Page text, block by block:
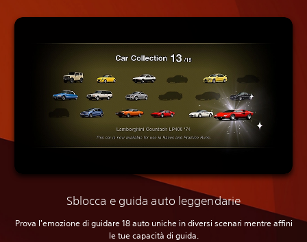
Sblocca e guida auto leggendarie
Prova l'emozione di guidare 18 auto uniche in diversi scenari mentre affini
le tue capacità di guida.